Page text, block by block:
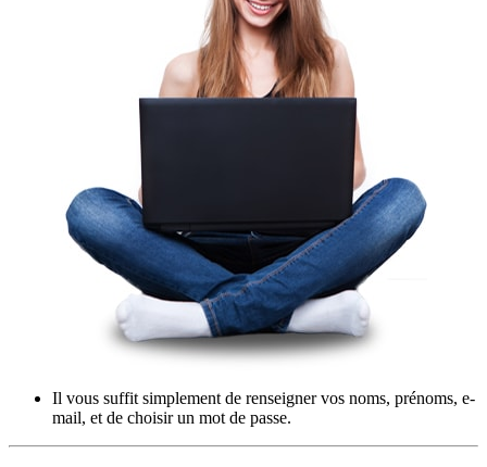
Il vous suffit simplement de renseigner vos noms, prénoms, e-
mail, et de choisir un mot de passe.